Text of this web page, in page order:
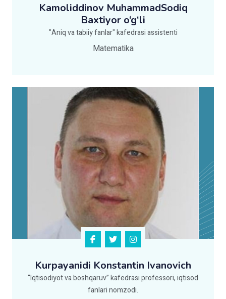
Kamoliddinov MuhammadSodiq
Baxtiyor o‘g‘li
"Aniq va tabiiy fanlar" kafedrasi assistenti
Matematika
Kurpayanidi Konstantin Ivanovich
“Iqtisodiyot va boshqaruv” kafedrasi professori, iqtisod
fanlari nomzodi.